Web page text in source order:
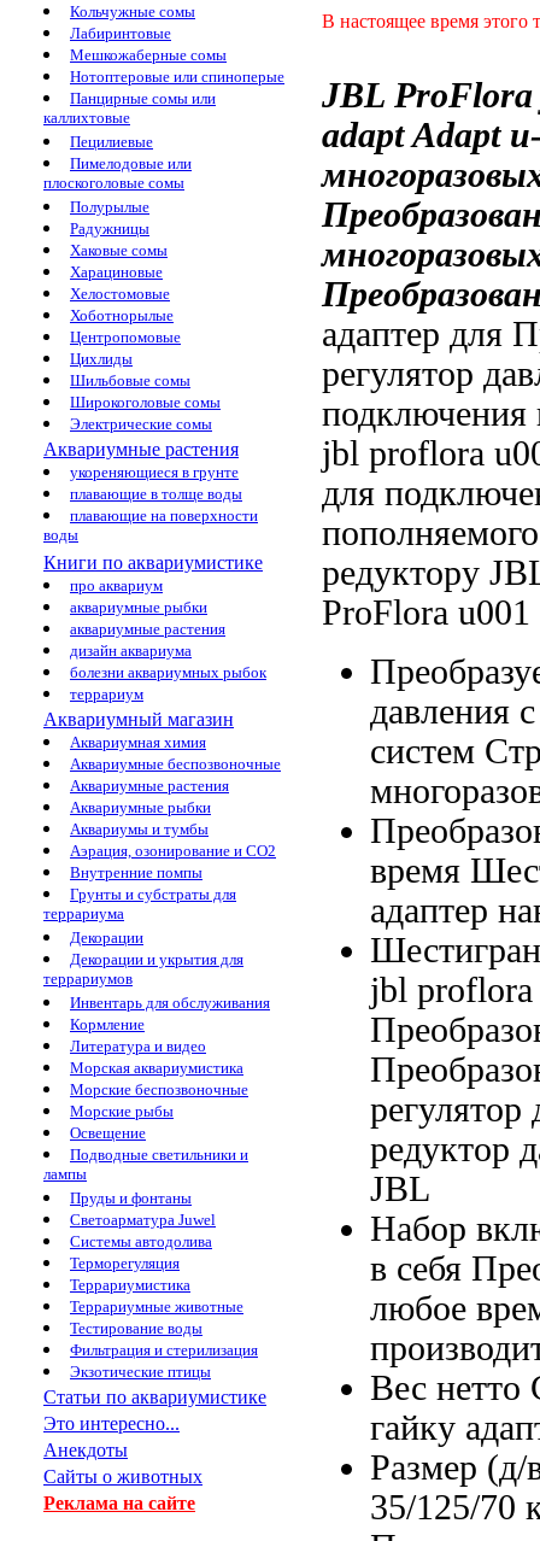
Кольчужные сомы
Лабиринтовые
Мешкожаберные сомы
Нотоптеровые или спиноперые
Панцирные сомы или
каллихтовые
Пецилиевые
Пимелодовые или
плоскоголовые сомы
Полурылые
Радужницы
Хаковые сомы
Харациновые
Хелостомовые
Хоботнорылые
Центропомовые
Цихлиды
Шильбовые сомы
Широкоголовые сомы
Электрические сомы
Аквариумные растения
укореняющиеся в грунте
плавающие в толще воды
плавающие на поверхности
воды
Книги по аквариумистике
про аквариум
аквариумные рыбки
аквариумные растения
дизайн аквариума
болезни аквариумных рыбок
террариум
Аквариумный магазин
Аквариумная химия
Аквариумные беспозвоночные
Аквариумные растения
Аквариумные рыбки
Аквариумы и тумбы
Аэрация, озонирование и CO2
Внутренние помпы
Грунты и субстраты для
террариума
Декорации
Декорации и укрытия для
террариумов
Инвентарь для обслуживания
Кормление
Литература и видео
Морская аквариумистика
Морские беспозвоночные
Морские рыбы
Освещение
Подводные светильники и
лампы
Пруды и фонтаны
Светоарматура Juwel
Системы автодолива
Терморегуляция
Террариумистика
Террариумные животные
Тестирование воды
Фильтрация и стерилизация
Экзотические птицы
Статьи по аквариумистике
Это интересно...
Анекдоты
Сайты о животных
Реклама на сайте
В настоящее время этого
JBL
adaptAdapt
адаптер для
регулятор
подключения
jbl proflora
для
пополняемого
редуктору
ProFlora u001
давления
систем
время
адаптер
jbl proflora
регулятор
редуктор
JBL
Набор
в себя
любое
Вес нетто
гайку
Размер
35/125/70